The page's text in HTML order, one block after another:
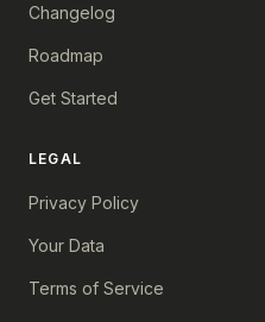
Changelog
Roadmap
Get Started
LEGAL
Privacy Policy
Your Data
Terms of Service